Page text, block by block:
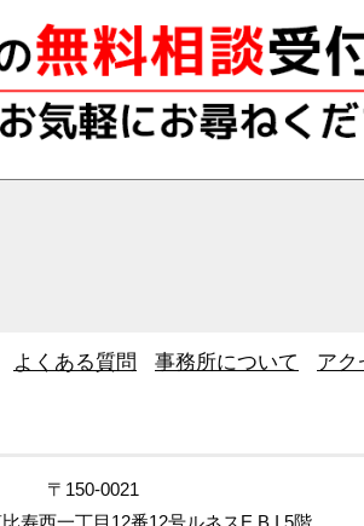
よくある質問 事務所について アク
〒150-0021
寿西一丁目12番12号ルネスE.B.I 5階